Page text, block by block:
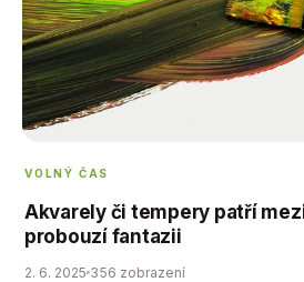
VOLNÝ ČAS
Akvarely či tempery patří
probouzí fantazii
2. 6. 2025 356 zobrazení